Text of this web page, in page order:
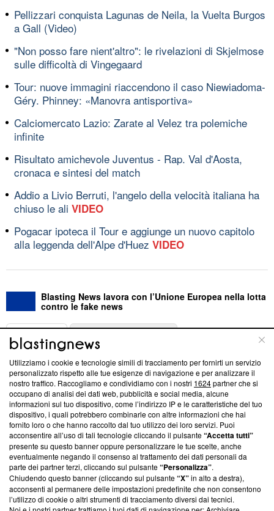
Pellizzari conquista Lagunas de Neila, la Vuelta Burgos
a Gall (Video)
"Non posso fare nient'altro": le rivelazioni di Skjelmose
sulle difficoltà di Vingegaard
Tour: nuove immagini riaccendono il caso Niewiadoma-
Géry. Phinney: «Manovra antisportiva»
Calciomercato Lazio: Zarate al Velez tra polemiche
infinite
Risultato amichevole Juventus - Rap. Val d'Aosta,
cronaca e sintesi del match
Addio a Livio Berruti, l'angelo della velocità italiana ha
chiuso le ali VIDEO
Pogacar ipoteca il Tour e aggiunge un nuovo capitolo
alla leggenda dell'Alpe d'Huez VIDEO
Blasting News lavora con l’Unione Europea nella lotta
contro le fake news
ABOUT
Questa sezione offre informazioni trasparenti su Blasting
News, sui nostri processi editoriali e su come ci impegniamo a
creare news di qualità. Inoltre, afferma la nostra aderenza a
‘Trust Project - News with Integrity’Blasting News non è
ancora membro del programma, ma ha richiesto di farne
parte; Trust Project non ha ancora effettuato una verifica di
conformità agli standard.
Su di noi
Team editoriale
Utilizziamo i cookie e tecnologie simili di tracciamento per fornirti un servizio
personalizzato rispetto alle tue esigenze di navigazione e per analizzare il
nostro traffico. Raccogliamo e condividiamo con i nostri 1624partner che si
occupano di analisi dei dati web, pubblicità e social media, alcune
informazioni sul tuo dispositivo, come l’indirizzo IP e le caratteristiche del tuo
dispositivo, i quali potrebbero combinarle con altre informazioni che hai
fornito loro o che hanno raccolto dal tuo utilizzo dei loro servizi. Puoi
acconsentire all’uso di tali tecnologie cliccando il pulsante“Accetta tutti”
presente su questo banner oppure personalizzare le tue scelte, anche
eventualmente negando il consenso al trattamento dei dati personali da
parte dei partner terzi, cliccando sul pulsante“Personalizza”.
Chiudendo questo banner (cliccando sul pulsante“X”in alto a destra),
acconsenti al permanere delle impostazioni predefinite che non consentono
l’utilizzo di cookie o altri strumenti di tracciamento diversi dai tecnici.